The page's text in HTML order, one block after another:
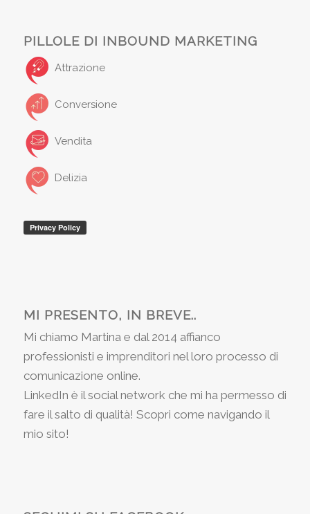
PILLOLE DI INBOUND MARKETING
Attrazione
Conversione
Vendita
Delizia
MI PRESENTO, IN BREVE..
Mi chiamo Martina e dal 2014 affianco
professionisti e imprenditori nel loro processo di
comunicazione online.
LinkedIn è il social network che mi ha permesso di
fare il salto di qualità! Scopri come navigando il
mio sito!